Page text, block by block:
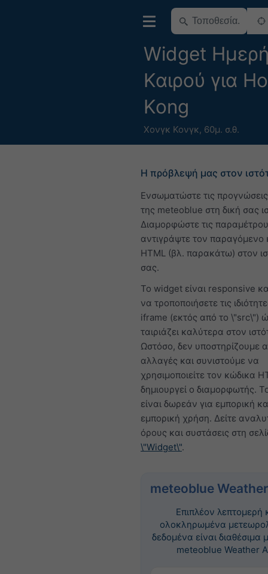
Widget
Καιρού για
Kong
Χονγκ Κονγκ, 60μ. σ.θ.
Η πρόβλεψή μας στον
Ενσωματώστε τις
της meteoblue στη δική σας
Διαμορφώστε τις
αντιγράψτε τον παραγόμενο
HTML (βλ. παρακάτω) στον
σας.
Το widget είναι responsive
να τροποποιήσετε τις
iframe (εκτός από το \"src\")
ταιριάζει καλύτερα στον
Ωστόσο, δεν υποστηρίζουμε
αλλαγές και συνιστούμε να
χρησιμοποιείτε τον κώδικα
δημιουργεί ο διαμορφωτής.
είναι δωρεάν για εμπορική
εμπορική χρήση. Δείτε
όρους και συστάσεις στη
\"Widget\".
meteoblue
Επιπλέον λεπτομερή
ολοκληρωμένα
δεδομένα είναι διαθέσιμα
meteoblue Weather